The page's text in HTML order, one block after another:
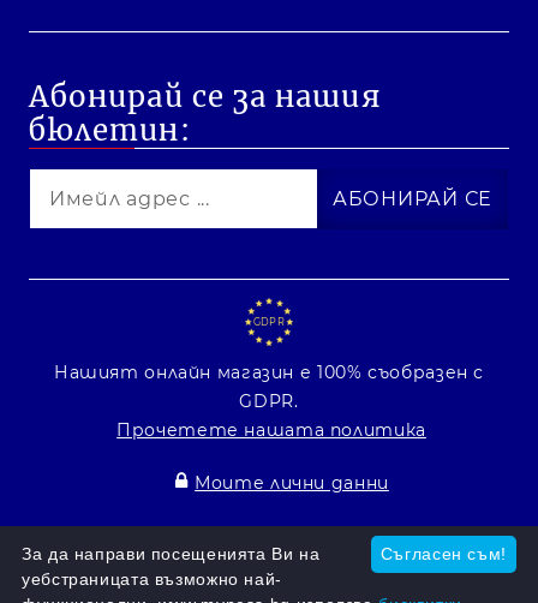
Абонирай се за нашия
бюлетин:
GDPR
Нашият онлайн магазин е 100% съобразен с
GDPR.
Прочетете нашата политика
Моите лични данни
Онлайн магазин от SELITON
Съгласен съм!
За да направи посещенията Ви на
уебстраницата възможно най-